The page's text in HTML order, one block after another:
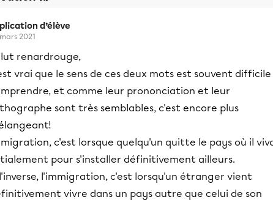
d’élève
2021
renardrouge,
vrai que le sens de ces deux mots est souvent difficile
et comme leur prononciation et leur
sont très semblables, c'est encore plus
c'est lorsque quelqu'un quitte le pays où il
pour s'installer définitivement ailleurs.
l'immigration, c'est lorsqu'un étranger vient
vivre dans un pays autre que celui de son